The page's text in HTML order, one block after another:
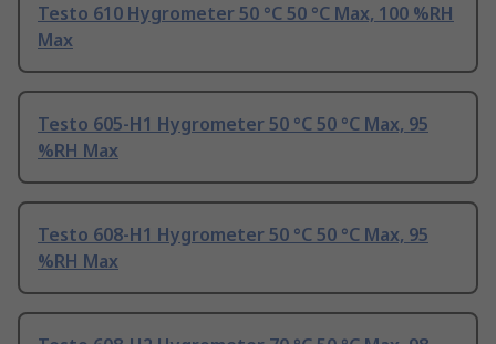
Testo 610 Hygrometer 50 °C 50 °C Max, 100 %RH
Max
Testo 605-H1 Hygrometer 50 °C 50 °C Max, 95
%RH Max
Testo 608-H1 Hygrometer 50 °C 50 °C Max, 95
%RH Max